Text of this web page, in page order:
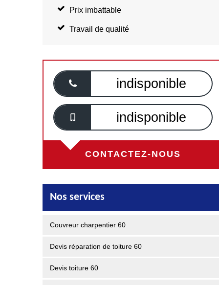
Prix imbattable
Travail de qualité
indisponible
indisponible
CONTACTEZ-NOUS
Nos services
Couvreur charpentier 60
Devis réparation de toiture 60
Devis toiture 60